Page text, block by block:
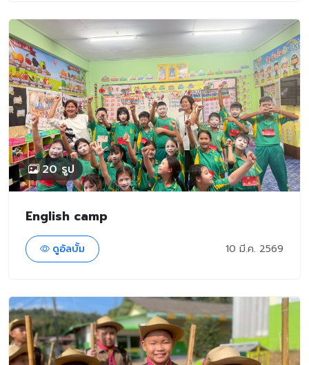
20 รูป
English camp
ดูอัลบั้ม 10 มี.ค. 2569